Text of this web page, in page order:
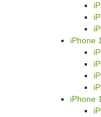
iPhone
iPhone